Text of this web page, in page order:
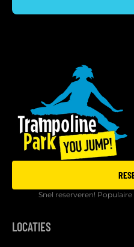
Snel reserveren!
LOCATIES